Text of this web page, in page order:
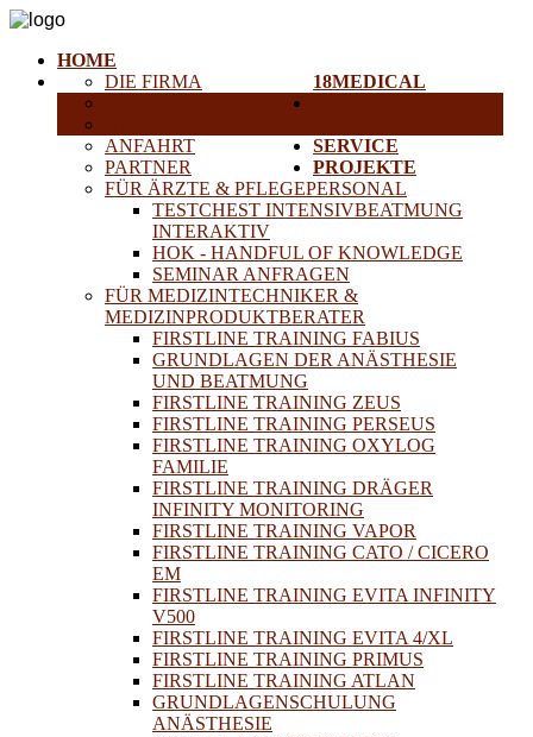
HOME
18MEDICAL
DIE FIRMA
ANFAHRT
PARTNER
FÜR ÄRZTE & PFLEGEPERSONAL
TESTCHEST INTENSIVBEATMUNG
INTERAKTIV
HOK - HANDFUL OF KNOWLEDGE
SEMINAR ANFRAGEN
FÜR MEDIZINTECHNIKER &
MEDIZINPRODUKTBERATER
FIRSTLINE TRAINING FABIUS
GRUNDLAGEN DER ANÄSTHESIE
UND BEATMUNG
FIRSTLINE TRAINING ZEUS
FIRSTLINE TRAINING PERSEUS
FIRSTLINE TRAINING OXYLOG
FAMILIE
FIRSTLINE TRAINING DRÄGER
INFINITY MONITORING
FIRSTLINE TRAINING VAPOR
FIRSTLINE TRAINING CATO / CICERO
EM
FIRSTLINE TRAINING EVITA INFINITY
V500
FIRSTLINE TRAINING EVITA 4/XL
FIRSTLINE TRAINING PRIMUS
FIRSTLINE TRAINING ATLAN
GRUNDLAGENSCHULUNG
ANÄSTHESIE
SERVICE
PROJEKTE